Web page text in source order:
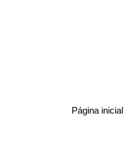
Página inicial